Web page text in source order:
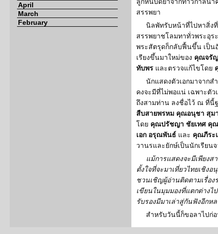
April
March
February
สรรพยา
นิลพัทรับหน้าที่ไปหาสิ่ง
สรรพยาชโลมทาทั่วพระอุร
พระสัตรุดก็กลับฟื้นขึ้น เป็น
เรียงขึ้นมาใหม่ของ คุณจรั
ทับพร และตรวจแก้ไขโดย
นักแสดงตัวเอกมาจากส
คงจะมีที่ไม่พอแน่ เฉพาะตัว
ถึงสามท่าน ลงชื่อไว้ ณ ที่นี้
สืบสายพรหม คุณอนุชา สุม
โดย คุณปรัชญา ชัยเทศ คุ
เอก อรุณพันธ์ และ คุณภีระ
วานรและยักษ์เป็นนักเรียน
แม้การแสดงจะมีเพียง
ตั้งใจที่จะมาเที่ยวไทยเชิง
ชวนเชิญผู้อ่านติดตามเรื่อง
เขียนในมุมมองที่แตกต่างไ
รับรองมีมาเล่าสู่กันฟังอีกห
สำหรับวันนี้ก็ขอลาไปก่